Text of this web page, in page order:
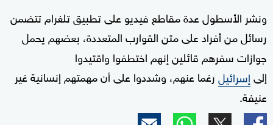
ونشر الأسطول عدة مقاطع فيديو على تطبيق تلغرام تتضمن
رسائل من أفراد على متن القوارب المتعددة، بعضهم يحمل
جوازات سفرهم قائلين إنهم اختطفوا واقتيدوا
إلىإسرائيلرغما عنهم، وشددوا على أن مهمتهم إنسانية غير
عنيفة.